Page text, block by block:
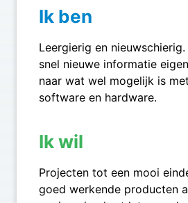
Ik ben
Leergierig en
snel nieuwe informatie
naar wat wel mogelijk is
software en hardware.
Ik wil
Projecten tot een mooi
goed werkende producten